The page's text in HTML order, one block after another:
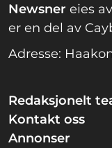
Newsner eies av
er en del av
Adresse:
Redaksjonelt
Kontakt oss
Annonser